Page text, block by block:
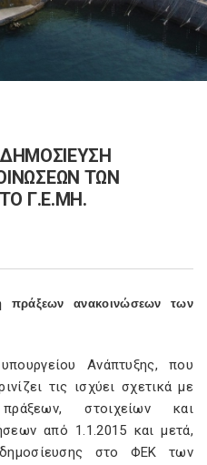
ΔΗΜΟΣΙΕΥΣΗ
ΤΩΝ
Γ.Ε.ΜΗ.
πράξεων ανακοινώσεων των
Ανάπτυξης, που
τις ισχύει σχετικά με
στοιχείων και
από 1.1.2015 και μετά,
στο ΦΕΚ των